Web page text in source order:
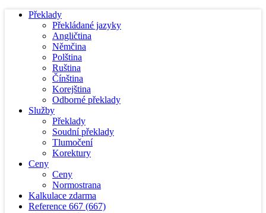
Překlady
Překládané jazyky
Angličtina
Němčina
Polština
Ruština
Čínština
Korejština
Odborné překlady
Služby
Překlady
Soudní překlady
Tlumočení
Korektury
Ceny
Ceny
Normostrana
Kalkulace zdarma
Reference 667 (667)